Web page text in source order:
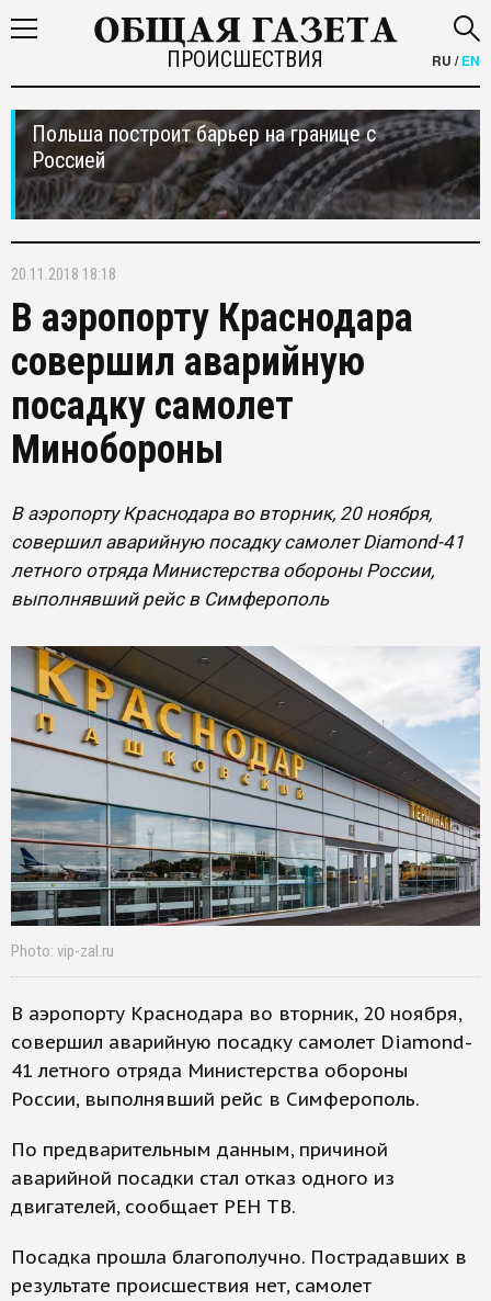
ПРОИСШЕСТВИЯ RU /EN
Польша построит барьер на границе с
Россией
20.11.2018 18:18
В аэропорту Краснодара
совершил аварийную
посадку самолет
Минобороны
В аэропорту Краснодара во вторник, 20 ноября,
совершил аварийную посадку самолет Diamond-41
летного отряда Министерства обороны России,
выполнявший рейс в Симферополь
Photo: vip-zal.ru
В аэропорту Краснодара во вторник, 20 ноября,
совершил аварийную посадку самолет Diamond-
41 летного отряда Министерства обороны
России, выполнявший рейс в Симферополь.
По предварительным данным, причиной
аварийной посадки стал отказ одного из
двигателей, сообщает РЕН ТВ.
Посадка прошла благополучно. Пострадавших в
результате происшествия нет, самолет